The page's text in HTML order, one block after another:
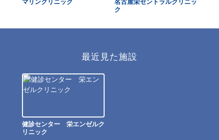
マリンクリニック
名古屋栄セントラルクリニッ
ク
最近見た施設
健診センター 栄エンゼルク
リニック